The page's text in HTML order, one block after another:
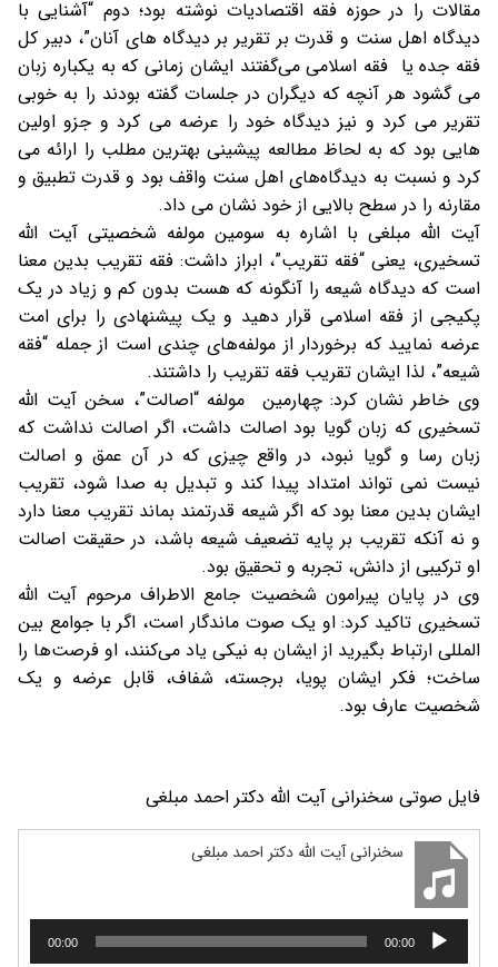
مقالات را در حوزه فقه اقتصادیات نوشته بود؛ دوم “آشنایی با
دیدگاه اهل سنت و قدرت بر تقریر بر دیدگاه های آنان”، دبیر کل
فقه جده یا فقه اسلامی می‌گفتند ایشان زمانی که به یکباره زبان
می گشود هر آنچه که دیگران در جلسات گفته بودند را به خوبی
تقریر می کرد و نیز دیدگاه خود را عرضه می کرد و جزو اولین
هایی بود که به لحاظ مطالعه پیشینی بهترین مطلب را ارائه می
کرد و نسبت به دیدگاه‌های اهل سنت واقف بود و قدرت تطبیق و
مقارنه را در سطح بالایی از خود نشان می داد.
آیت الله مبلغی با اشاره به سومین مولفه شخصیتی آیت الله
تسخیری، یعنی “فقه تقریب”، ابراز داشت: فقه تقریب بدین معنا
است که دیدگاه شیعه را آنگونه که هست بدون کم و زیاد در یک
پکیجی از فقه اسلامی قرار دهید و یک پیشنهادی را برای امت
عرضه نمایید که برخوردار از مولفه‌های چندی است از جمله “فقه
شیعه”، لذا ایشان تقریب فقه تقریب را داشتند.
وی خاطر نشان کرد: چهارمین مولفه “اصالت”، سخن آیت الله
تسخیری که زبان گویا بود اصالت داشت، اگر اصالت نداشت که
زبان رسا و گویا نبود، در واقع چیزی که در آن عمق و اصالت
نیست نمی تواند امتداد پیدا کند و تبدیل به صدا شود، تقریب
ایشان بدین معنا بود که اگر شیعه قدرتمند بماند تقریب معنا دارد
و نه آنکه تقریب بر پایه تضعیف شیعه باشد، در حقیقت اصالت
او ترکیبی از دانش، تجربه و تحقیق بود.
وی در پایان پیرامون شخصیت جامع الاطراف مرحوم آیت الله
تسخیری تاکید کرد: او یک صوت ماندگار است، اگر با جوامع بین
المللی ارتباط بگیرید از ایشان به نیکی یاد می‌کنند، او فرصت‌ها را
ساخت؛ فکر ایشان پویا، برجسته، شفاف، قابل عرضه و یک
شخصیت عارف بود.
فایل صوتی سخنرانی آیت الله دکتر احمد مبلغی
سخنرانی آیت الله دکتر احمد مبلغی
پخش‌کننده
صوت
00:00
00:00